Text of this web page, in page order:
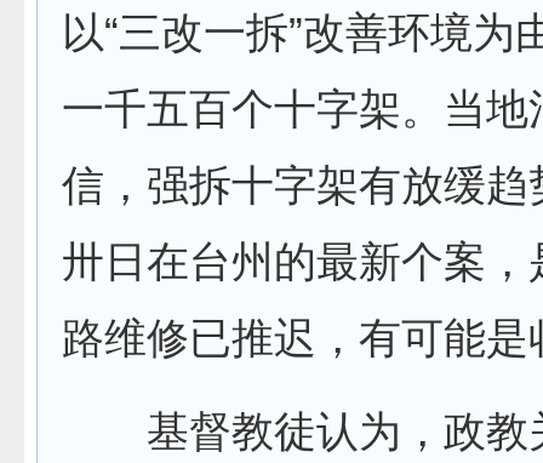
以“三改一拆”改善环境为
一千五百个十字架。当地
信，强拆十字架有放缓趋
卅日在台州的最新个案，
路维修已推迟，有可能是
基督教徒认为，政教